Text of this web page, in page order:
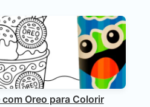
Oreo para Colorir